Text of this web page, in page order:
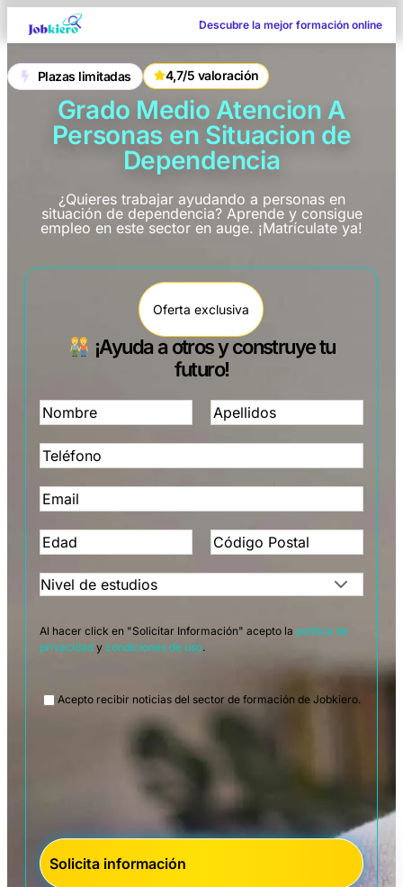
Descubre la mejor formación online
Plazas limitadas 4,7/5 valoración
Grado Medio Atencion A
Personas en Situacion de
Dependencia
¿Quieres trabajar ayudando a personas en
situación de dependencia? Aprende y consigue
empleo en este sector en auge. ¡Matrículate ya!
Oferta exclusiva
¡Ayuda a otros y construye tu
futuro!
Al hacer click en "Solicitar Información" acepto la política de
privacidadycondiciones de uso.
Legal
Acepto recibir noticias del sector de formación de Jobkiero.